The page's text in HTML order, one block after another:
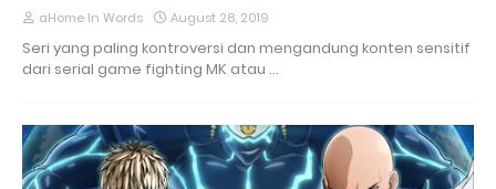
aHome In Words August 28, 2019
Seri yang paling kontroversi dan mengandung konten sensitif
dari serial game fighting MK atau …